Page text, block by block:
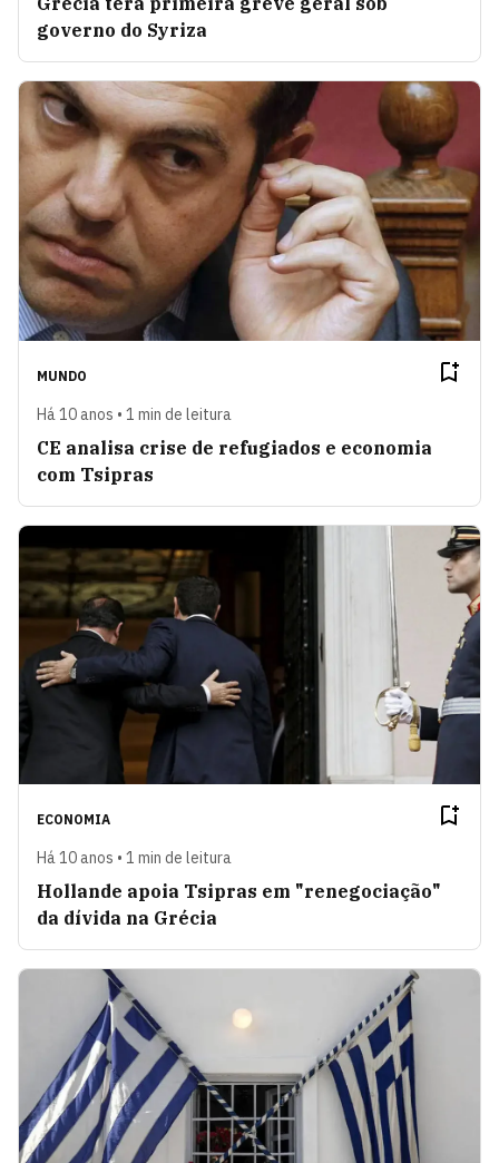
governo do Syriza
MUNDO
Há 10 anos • 1 min de leitura
CE analisa crise de refugiados e economia
com Tsipras
ECONOMIA
Há 10 anos • 1 min de leitura
Hollande apoia Tsipras em "renegociação"
da dívida na Grécia